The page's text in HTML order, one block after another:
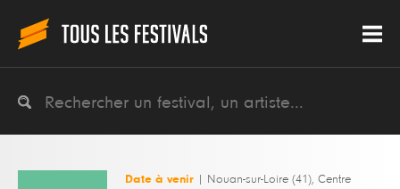
Date à venir Nouan-sur-Loire (41), Centre